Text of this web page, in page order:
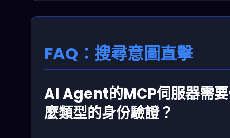
FAQ：搜尋意圖直擊
AI Agent的MCP伺服器需
麼類型的身份驗證？